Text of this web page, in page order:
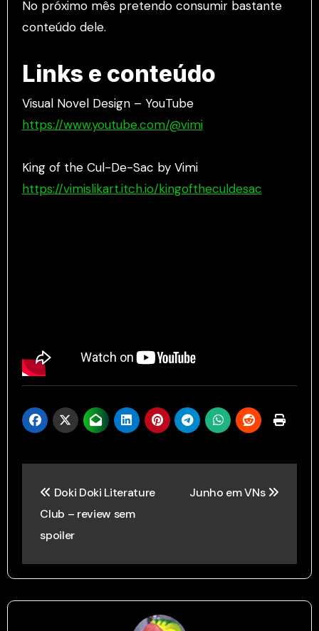
No próximo mês pretendo consumir bastante
conteúdo dele.
Links e conteúdo
Visual Novel Design – YouTube
https://www.youtube.com/@vimi
King of the Cul-De-Sac by Vimi
https://vimislikart.itch.io/kingoftheculdesac
navigation
Doki Doki Literature
Club – review sem
spoiler
Junho em VNs